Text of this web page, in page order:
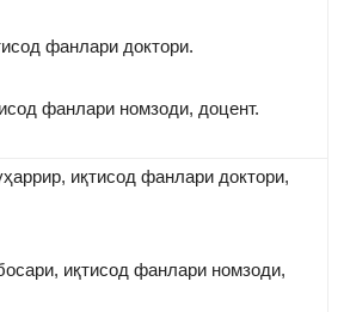
фанлари доктори.
фанлари номзоди, доцент.
иқтисод фанлари доктори,
иқтисод фанлари номзоди,